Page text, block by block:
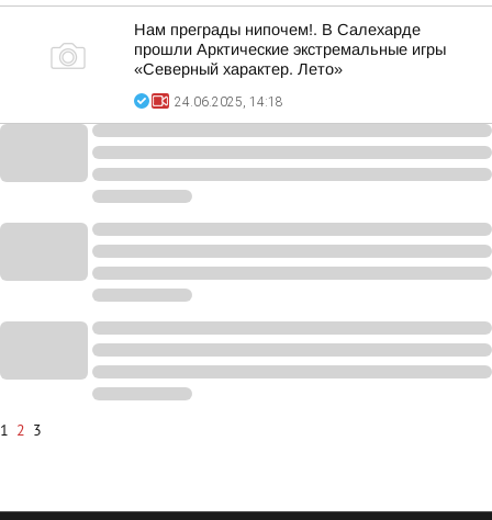
Нам преграды нипочем!. В Салехарде
прошли Арктические экстремальные игры
«Северный характер. Лето»
24.06.2025, 14:18
1 2 3